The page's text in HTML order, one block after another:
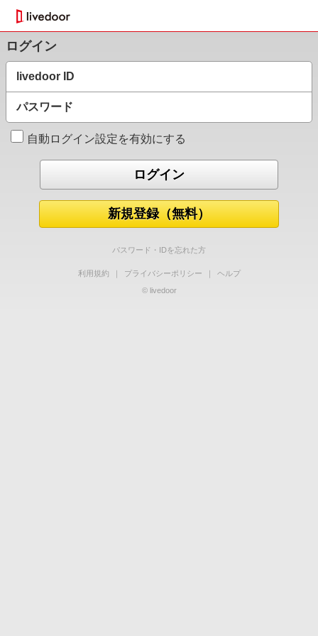
ログイン
livedoor ID
パスワード
自動ログイン設定を有効にする
新規登録（無料）
パスワード・IDを忘れた方
利用規約 ｜ プライバシーポリシー ｜
ヘルプ
© livedoor